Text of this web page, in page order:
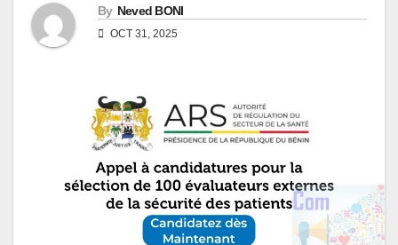
By Neved BONI
OCT 31, 2025